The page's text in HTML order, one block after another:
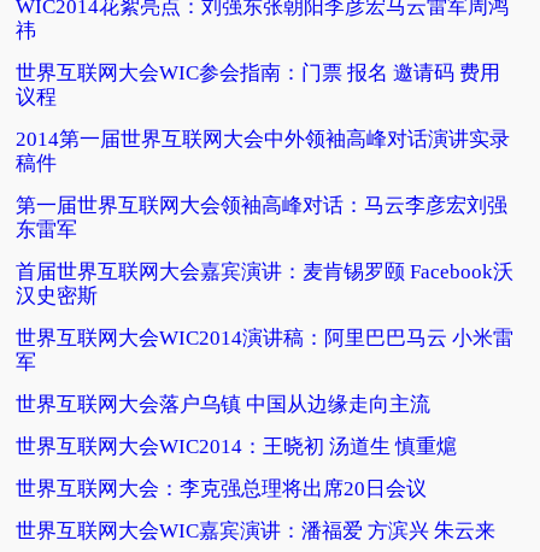
WIC2014花絮亮点：刘强东张朝阳李彦宏马云雷军周鸿
祎
世界互联网大会WIC参会指南：门票 报名 邀请码 费用
议程
2014第一届世界互联网大会中外领袖高峰对话演讲实录
稿件
第一届世界互联网大会领袖高峰对话：马云李彦宏刘强
东雷军
首届世界互联网大会嘉宾演讲：麦肯锡罗颐 Facebook沃
汉史密斯
世界互联网大会WIC2014演讲稿：阿里巴巴马云 小米雷
军
世界互联网大会落户乌镇 中国从边缘走向主流
世界互联网大会WIC2014：王晓初 汤道生 慎重熩
世界互联网大会：李克强总理将出席20日会议
世界互联网大会WIC嘉宾演讲：潘福爱 方滨兴 朱云来